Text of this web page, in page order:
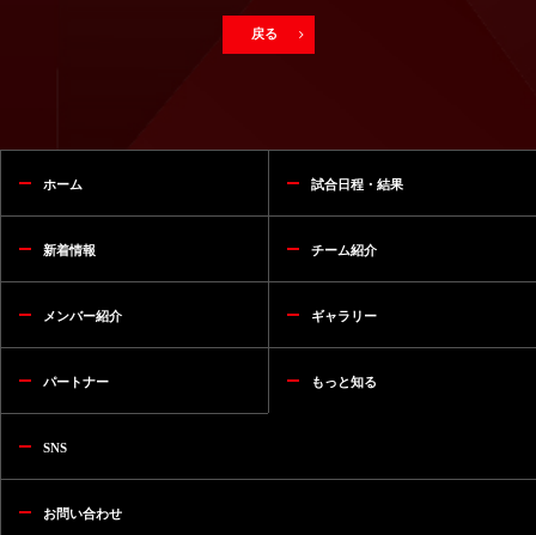
戻る
ホーム 試合日程・結果
新着情報 チーム紹介
メンバー紹介 ギャラリー
パートナー もっと知る
SNS
お問い合わせ